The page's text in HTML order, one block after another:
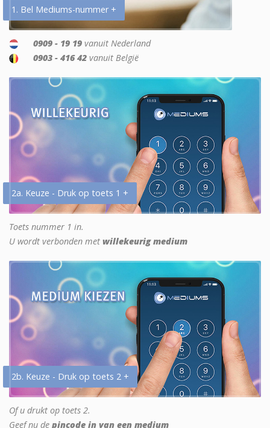
1. Bel Mediums-nummer +
0909 - 19 19 vanuit Nederland
0903 - 416 42 vanuit België
2a. Keuze - Druk op toets 1 +
Toets nummer 1 in.
U wordt verbonden met willekeurig medium
2b. Keuze - Druk op toets 2 +
Of u drukt op toets 2.
Geef nu de pincode in van een medium